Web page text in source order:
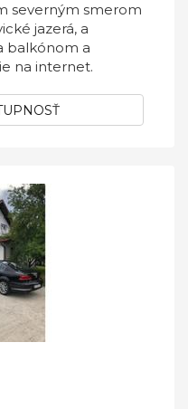
severným smerom
jazerá, a
balkónom a
na internet.